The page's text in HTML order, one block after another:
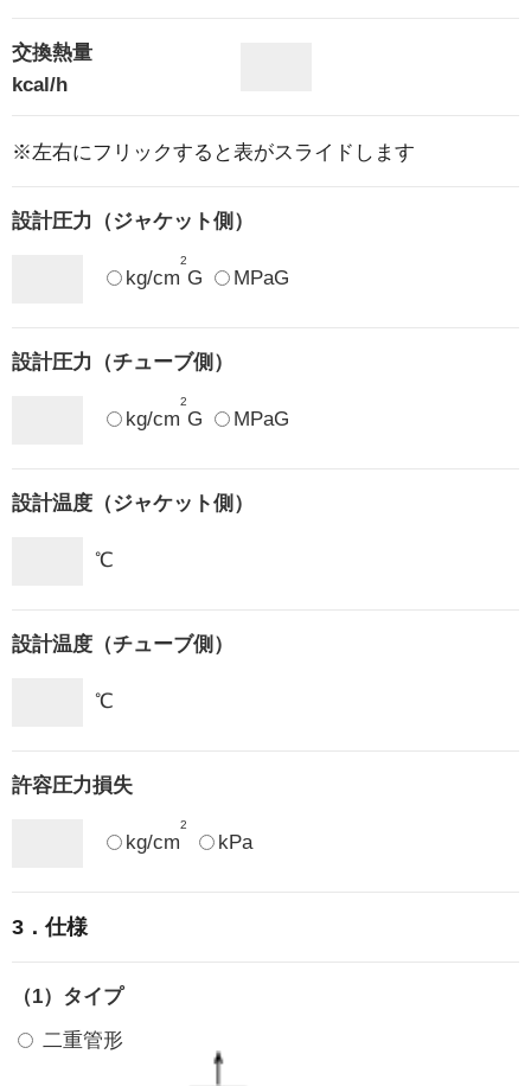
交換熱量
kcal/h
※左右にフリックすると表がスライドします
設計圧力（ジャケット側）
kg/cm
2
G MPaG
設計圧力（チューブ側）
kg/cm
2
G MPaG
設計温度（ジャケット側）
℃
設計温度（チューブ側）
℃
許容圧力損失
kg/cm
2
kPa
3．仕様
（1）タイプ
二重管形